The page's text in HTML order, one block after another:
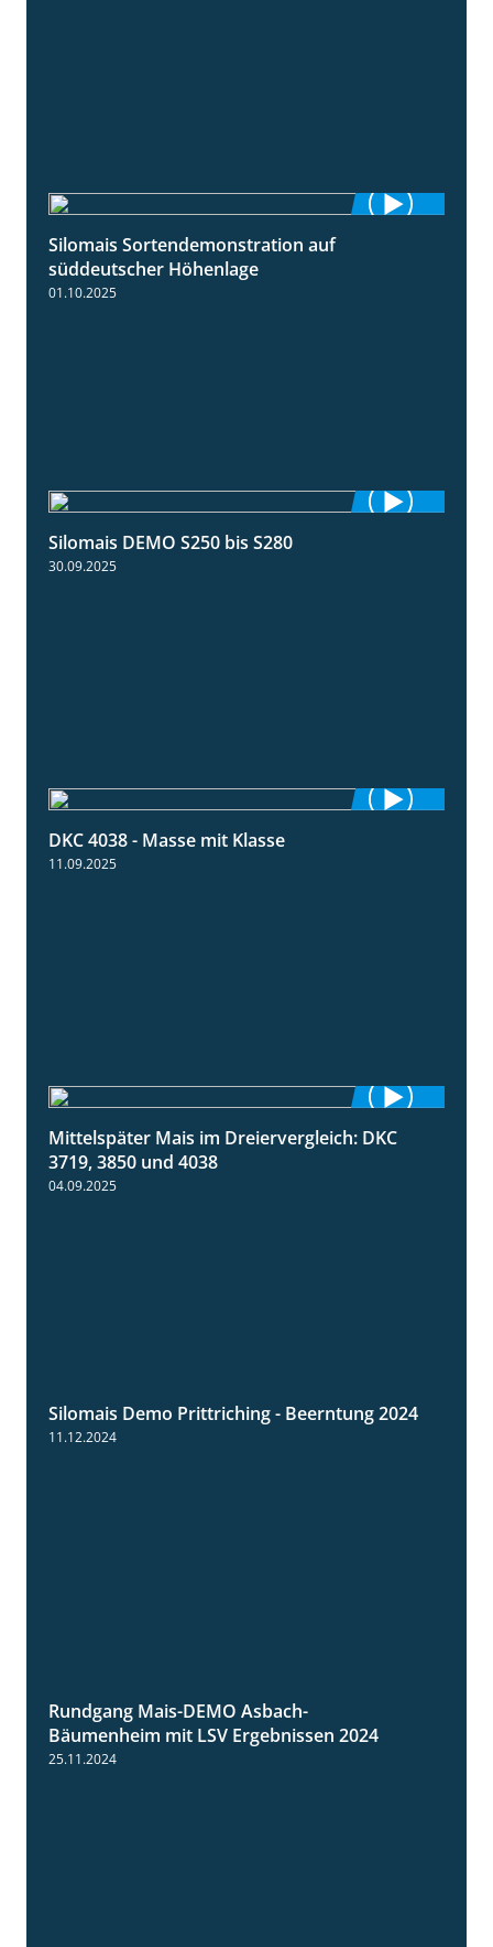
Silomais Sortendemonstration auf
süddeutscher Höhenlage
01.10.2025
Silomais DEMO S250 bis S280
30.09.2025
DKC 4038 - Masse mit Klasse
11.09.2025
1:41
Mittelspäter Mais im Dreiervergleich: DKC
3719, 3850 und 4038
04.09.2025
12:28
Silomais Demo Prittriching - Beerntung 2024
11.12.2024
8:38
Rundgang Mais-DEMO Asbach-
Bäumenheim mit LSV Ergebnissen 2024
25.11.2024